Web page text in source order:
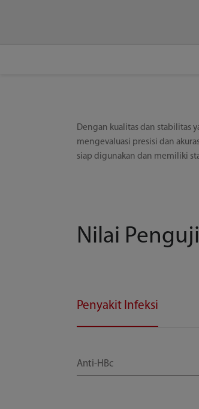
Dengan kualitas dan stabilitas
mengevaluasi presisi dan
siap digunakan dan memiliki
Nilai
Penyakit Infeksi